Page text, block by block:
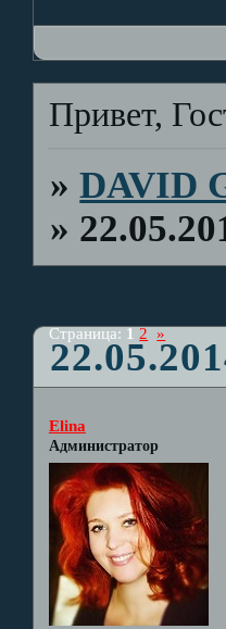
Привет,
»DAVID
»
Страница:1 2 »
Elina
Администратор